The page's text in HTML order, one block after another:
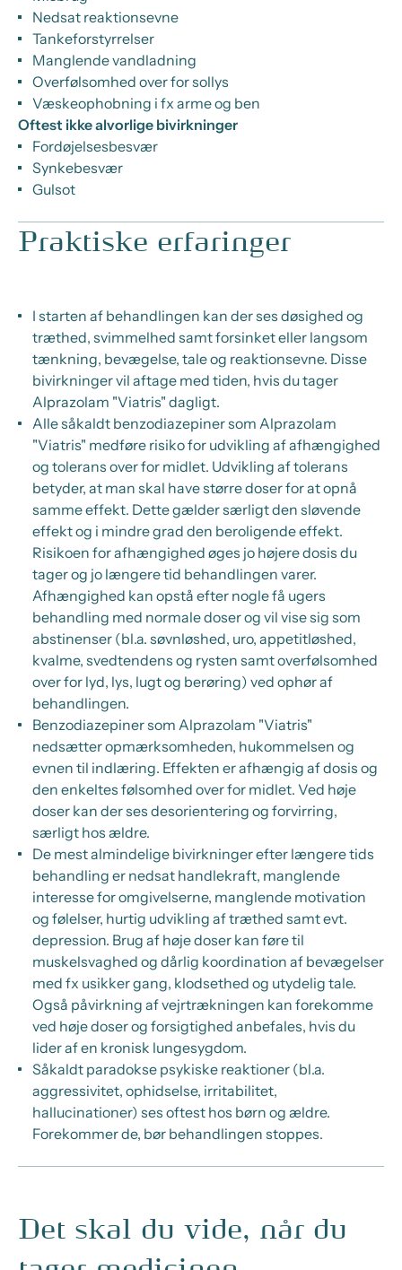
Nedsat reaktionsevne
Tankeforstyrrelser
Manglende vandladning
Overfølsomhed over for sollys
Væskeophobning i fx arme og ben
Oftest ikke alvorlige bivirkninger
Fordøjelsesbesvær
Synkebesvær
Gulsot
Praktiske erfaringer
I starten af behandlingen kan der ses døsighed og
træthed, svimmelhed samt forsinket eller langsom
tænkning, bevægelse, tale og reaktionsevne. Disse
bivirkninger vil aftage med tiden, hvis du tager
Alprazolam "Viatris" dagligt.
Alle såkaldt benzodiazepiner som Alprazolam
"Viatris" medføre risiko for udvikling af afhængighed
og tolerans over for midlet. Udvikling af tolerans
betyder, at man skal have større doser for at opnå
samme effekt. Dette gælder særligt den sløvende
effekt og i mindre grad den beroligende effekt.
Risikoen for afhængighed øges jo højere dosis du
tager og jo længere tid behandlingen varer.
Afhængighed kan opstå efter nogle få ugers
behandling med normale doser og vil vise sig som
abstinenser (bl.a. søvnløshed, uro, appetitløshed,
kvalme, svedtendens og rysten samt overfølsomhed
over for lyd, lys, lugt og berøring) ved ophør af
behandlingen.
Benzodiazepiner som Alprazolam "Viatris"
nedsætter opmærksomheden, hukommelsen og
evnen til indlæring. Effekten er afhængig af dosis og
den enkeltes følsomhed over for midlet. Ved høje
doser kan der ses desorientering og forvirring,
særligt hos ældre.
De mest almindelige bivirkninger efter længere tids
behandling er nedsat handlekraft, manglende
interesse for omgivelserne, manglende motivation
og følelser, hurtig udvikling af træthed samt evt.
depression. Brug af høje doser kan føre til
muskelsvaghed og dårlig koordination af bevægelser
med fx usikker gang, klodsethed og utydelig tale.
Også påvirkning af vejrtrækningen kan forekomme
ved høje doser og forsigtighed anbefales, hvis du
lider af en kronisk lungesygdom.
Såkaldt paradokse psykiske reaktioner (bl.a.
aggressivitet, ophidselse, irritabilitet,
hallucinationer) ses oftest hos børn og ældre.
Forekommer de, bør behandlingen stoppes.
Det skal du vide, når du